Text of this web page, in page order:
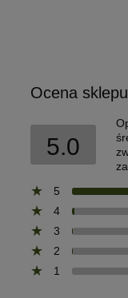
Ocena sklepu
5.0
5
4
3
2
1